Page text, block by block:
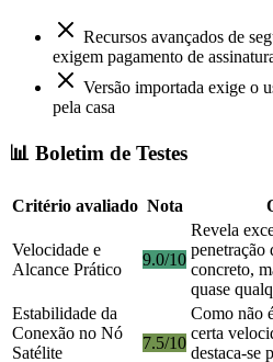
Recursos avançados de
exigem pagamento de
Versão importada exige o
pela casa
📊 Boletim de Testes
Critério avaliado Nota
Velocidade e
Alcance Prático
9.0/10
Revela
penetração
concreto,
quase
Estabilidade da
Conexão no Nó
Satélite
7.5/10
Como não
certa
destaca-se